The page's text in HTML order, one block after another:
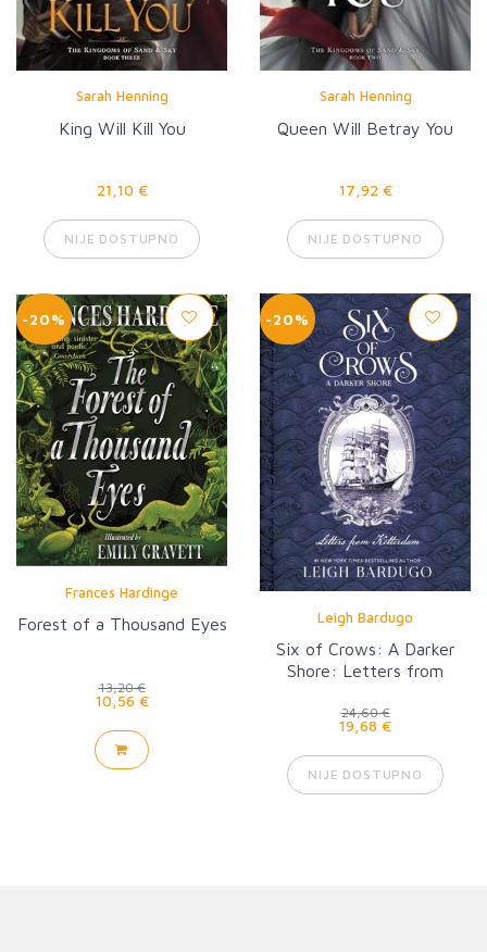
Sarah Henning
King Will Kill You
21,10 €
NIJE DOSTUPNO
Sarah Henning
Queen Will Betray You
17,92 €
NIJE DOSTUPNO
-20%
Frances Hardinge
Forest of a Thousand Eyes
13,20 €
10,56 €
-20%
Leigh Bardugo
Six of Crows: A Darker
Shore: Letters from
24,60 €
19,68 €
NIJE DOSTUPNO